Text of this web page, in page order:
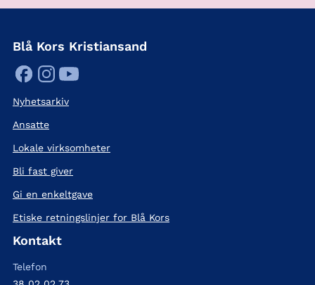
Blå Kors Kristiansand
Nyhetsarkiv
Ansatte
Lokale virksomheter
Bli fast giver
Gi en enkeltgave
Etiske retningslinjer for Blå Kors
Kontakt
Telefon